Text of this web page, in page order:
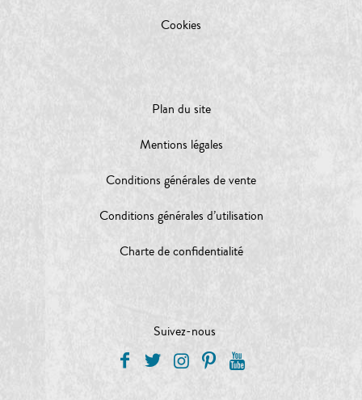
Cookies
Plan du site
Mentions légales
Conditions générales de vente
Conditions générales d’utilisation
Charte de confidentialité
Suivez-nous